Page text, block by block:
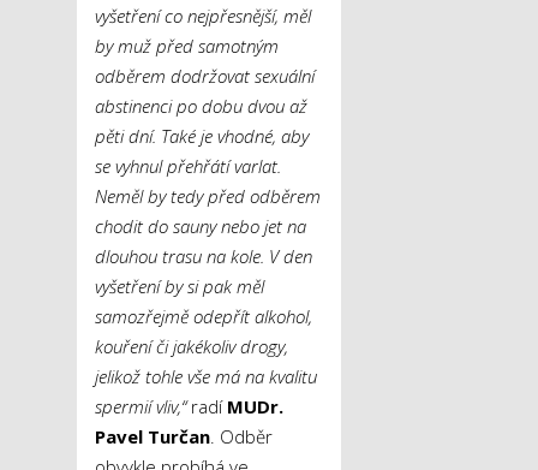
vyšetření co nejpřesnější, měl
by muž před samotným
odběrem dodržovat sexuální
abstinenci po dobu dvou až
pěti dní. Také je vhodné, aby
se vyhnul přehřátí varlat.
Neměl by tedy před odběrem
chodit do sauny nebo jet na
dlouhou trasu na kole. V den
vyšetření by si pak měl
samozřejmě odepřít alkohol,
kouření či jakékoliv drogy,
jelikož tohle vše má na kvalitu
spermií vliv,“radí MUDr.
Pavel Turčan . Odběr